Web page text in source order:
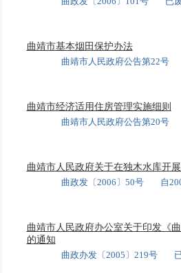
曲靖市基本烟田保护办法
曲靖市人民政府公告第22号
曲靖市经济适用住房管理实施细则
曲靖市人民政府公告第20号
曲靖市人民政府关于在独木水库开
曲政发〔2006〕50号 自
曲靖市人民政府办公室关于印发《
的通知
曲政办发〔2005〕219号